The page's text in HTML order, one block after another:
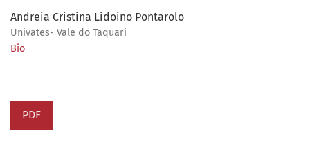
Andreia Cristina Lidoino Pontarolo
Univates- Vale do Taquari
Bio
PDF